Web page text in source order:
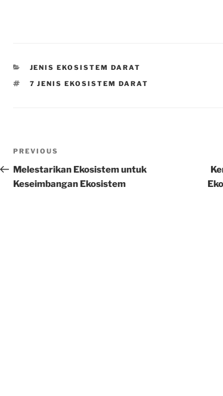
CATEGORIES
JENIS EKOSISTEM DARAT
TAGS
7 JENIS EKOSISTEM DARAT
Post
navigation
Previous
Post
PREVIOUS
Melestarikan Ekosistem untuk
Keseimbangan Ekosistem